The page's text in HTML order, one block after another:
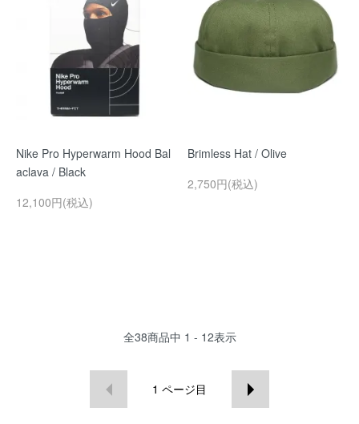
Nike Pro Hyperwarm Hood Bal
aclava / Black
12,100円(税込)
Brimless Hat / Olive
2,750円(税込)
全38商品中 1 - 12表示
1 ページ目